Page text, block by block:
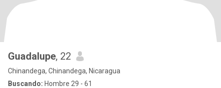
Guadalupe, 22
Chinandega, Chinandega, Nicaragua
Buscando: Hombre 29 - 61